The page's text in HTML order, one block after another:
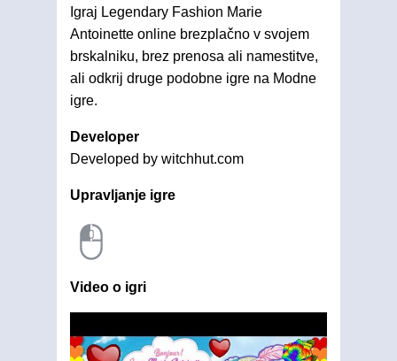
Igraj Legendary Fashion Marie
Antoinette online brezplačno v svojem
brskalniku, brez prenosa ali namestitve,
ali odkrij druge podobne igre na Modne
igre.
Developer
Developed by witchhut.com
Upravljanje igre
Video o igri